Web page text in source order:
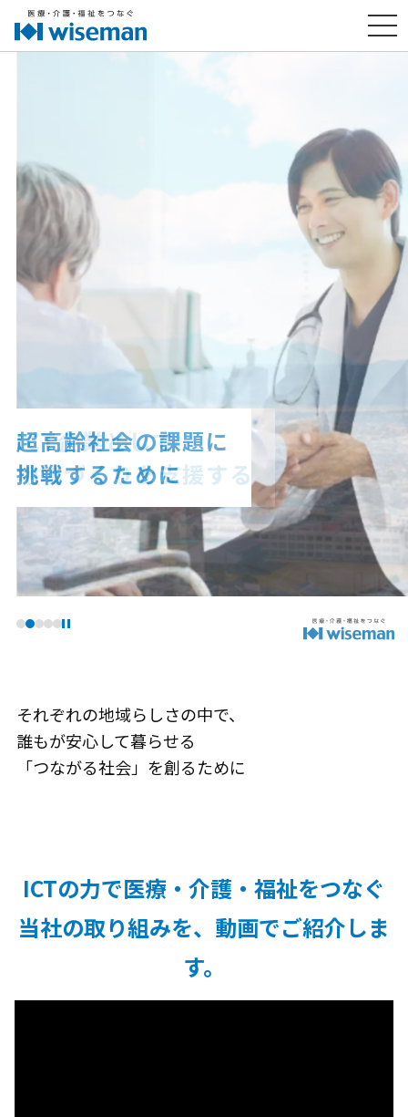
ICT企業として
地域づくりを支援する
超高齢社会の課題に
挑戦するために
高齢者と家族の
QOLを支えるために
医療・介護・福祉の
プロフェッショナルをつなぐ
それぞれの地域らしさの中で、
誰もが安心して暮らせる
「つながる社会」を創るために
ICTの力で医療・介護・福祉をつなぐ
当社の取り組みを、動画でご紹介しま
す。